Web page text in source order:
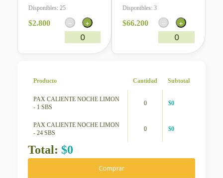
Disponibles: 25
$2.800 − +
0
Disponibles: 3
$66.200 − +
0
Producto Cantidad Subtotal
PAX CALIENTE NOCHE LIMON
- 1 SBS
0 $0
PAX CALIENTE NOCHE LIMON
- 24 SBS
0 $0
Total: $0
Comprar